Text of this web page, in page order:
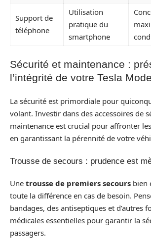
Support de
téléphone
Utilisation
pratique du
smartphone
Sécurité et maintenance :
l’intégrité de votre Tesla
La sécurité est primordiale pour
volant. Investir dans des accessoires de
maintenance est crucial pour affronter
en garantissant la pérennité de votre
Trousse de secours : prudence est
Une trousse de premiers secours bien
toute la différence en cas de besoin.
bandages, des antiseptiques et d’autres
médicales essentielles pour garantir la
passagers.